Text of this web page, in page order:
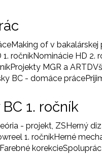
Making of v bakalárskej
1. ročníkNominácie HD 2.
Projekty MGR a ARTD
BC - domáce práce
1. ročník
- projekt, ZS Herný
1. ročníkHerné
Farebné korekcie